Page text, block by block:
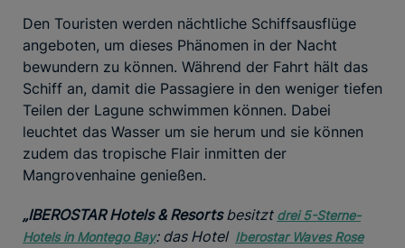
Den Touristen werden nächtliche Schiffsausflüge
angeboten, um dieses Phänomen in der Nacht
bewundern zu können. Während der Fahrt hält das
Schiff an, damit die Passagiere in den weniger tiefen
Teilen der Lagune schwimmen können. Dabei
leuchtet das Wasser um sie herum und sie können
zudem das tropische Flair inmitten der
Mangrovenhaine genießen.
„IBEROSTAR Hotels & Resortsbesitzt drei 5-Sterne-
Hotels in Montego Bay: das Hotel Iberostar Waves Rose